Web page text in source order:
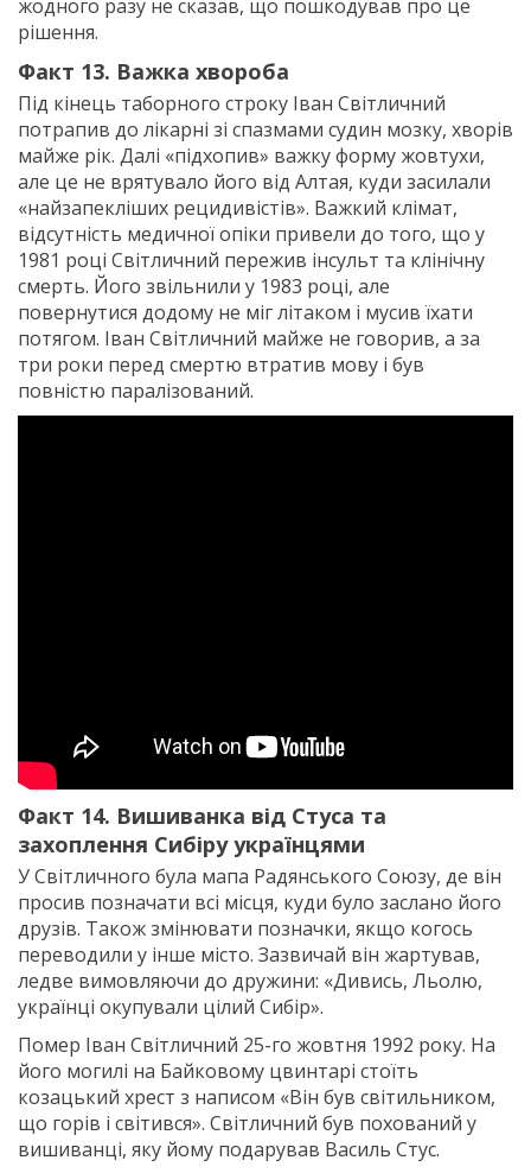
жодного разу не сказав, що пошкодував про це
рішення.
Факт 13. Важка хвороба
Під кінець таборного строку Іван Світличний
потрапив до лікарні зі спазмами судин мозку, хворів
майже рік. Далі «підхопив» важку форму жовтухи,
але це не врятувало його від Алтая, куди засилали
«найзапекліших рецидивістів». Важкий клімат,
відсутність медичної опіки привели до того, що у
1981 році Світличний пережив інсульт та клінічну
смерть. Його звільнили у 1983 році, але
повернутися додому не міг літаком і мусив їхати
потягом. Іван Світличний майже не говорив, а за
три роки перед смертю втратив мову і був
повністю паралізований.
Факт 14. Вишиванка від Стуса та
захоплення Сибіру українцями
У Світличного була мапа Радянського Союзу, де він
просив позначати всі місця, куди було заслано його
друзів. Також змінювати позначки, якщо когось
переводили у інше місто. Зазвичай він жартував,
ледве вимовляючи до дружини: «Дивись, Льолю,
українці окупували цілий Сибір».
Помер Іван Світличний 25-го жовтня 1992 року. На
його могилі на Байковому цвинтарі стоїть
козацький хрест з написом «Він був світильником,
що горів і світився». Світличний був похований у
вишиванці, яку йому подарував Василь Стус.